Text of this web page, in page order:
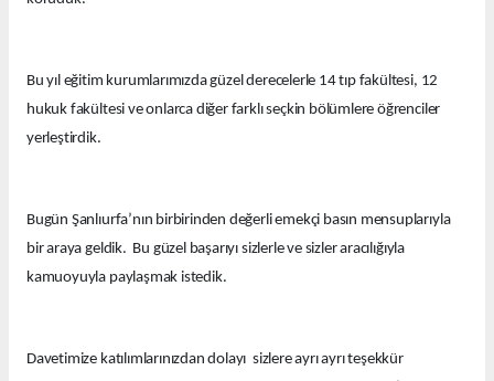
Bu yıl eğitim kurumlarımızda güzel derecelerle 14 tıp fakültesi, 12
hukuk fakültesi ve onlarca diğer farklı seçkin bölümlere öğrenciler
yerleştirdik.
Bugün Şanlıurfa’nın birbirinden değerli emekçi basın mensuplarıyla
bir araya geldik. Bu güzel başarıyı sizlerle ve sizler aracılığıyla
kamuoyuyla paylaşmak istedik.
Davetimize katılımlarınızdan dolayı sizlere ayrı ayrı teşekkür